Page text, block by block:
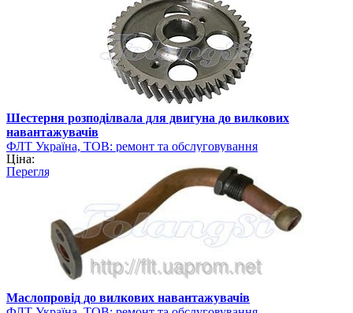
Шестерня розподілвала для двигуна до вилкових
навантажувачів
ФЛТ Україна, ТОВ: ремонт та обслуговування
навантажувально-розвантажувальної техніки
Ціна:
Перегляд
Маслопровід до вилкових навантажувачів